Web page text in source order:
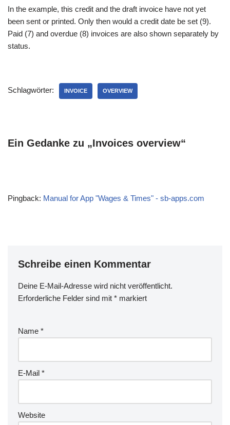
In the example, this credit and the draft invoice have not yet
been sent or printed. Only then would a credit date be set (9).
Paid (7) and overdue (8) invoices are also shown separately by
status.
Schlagwörter: INVOICE OVERVIEW
Ein Gedanke zu „Invoices overview“
Pingback: Manual for App "Wages & Times" - sb-apps.com
Schreibe einen Kommentar
Deine E-Mail-Adresse wird nicht veröffentlicht.
Erforderliche Felder sind mit * markiert
Name *
E-Mail *
Website